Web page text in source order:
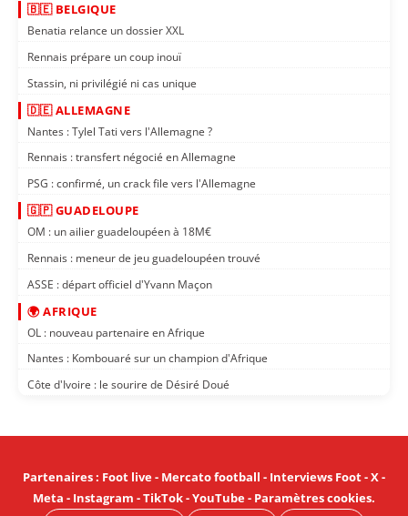
🇧🇪 BELGIQUE
Benatia relance un dossier XXL
Rennais prépare un coup inouï
Stassin, ni privilégié ni cas unique
🇩🇪 ALLEMAGNE
Nantes : Tylel Tati vers l'Allemagne ?
Rennais : transfert négocié en Allemagne
PSG : confirmé, un crack file vers l'Allemagne
🇬🇵 GUADELOUPE
OM : un ailier guadeloupéen à 18M€
Rennais : meneur de jeu guadeloupéen trouvé
ASSE : départ officiel d'Yvann Maçon
🌍 AFRIQUE
OL : nouveau partenaire en Afrique
Nantes : Kombouaré sur un champion d'Afrique
Côte d'Ivoire : le sourire de Désiré Doué
Partenaires: Foot live- Mercato football - Interviews Foot-X-
Meta - Instagram -TikTok-YouTube- Paramètres cookies.